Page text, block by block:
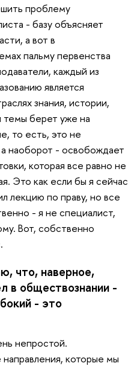
проблему
- базу объясняет
а вот в
пальму первенства
каждый из
является
знания, истории,
берет уже на
то есть, это не
наоборот - освобождает
которая все равно не
Это как если бы я сейчас
лекцию по праву, но все
- я не специалист,
Вот, собственно
что, наверное,
в обществознании -
- это
непростой.
которые мы